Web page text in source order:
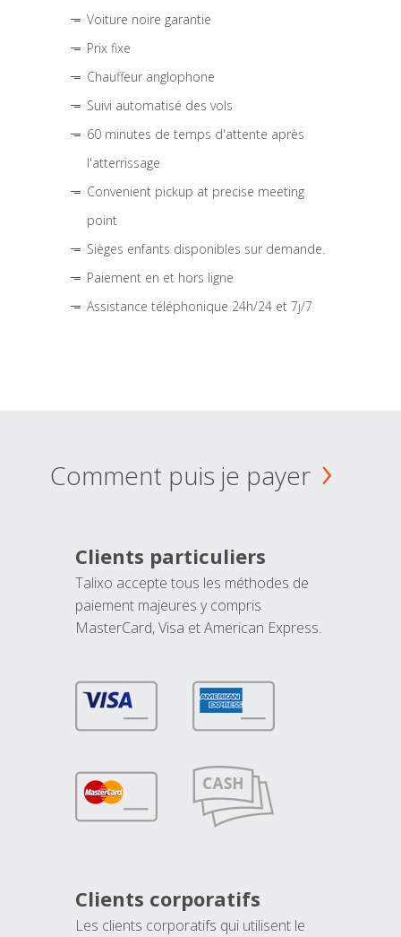
Voiture noire garantie
Prix fixe
Chauffeur anglophone
Suivi automatisé des vols
60 minutes de temps d'attente après
l'atterrissage
Convenient pickup at precise meeting
point
Sièges enfants disponibles sur demande.
Paiement en et hors ligne
Assistance téléphonique 24h/24 et 7j/7
Comment puis je payer
Clients particuliers
Talixo accepte tous les méthodes de
paiement majeures y compris
MasterCard, Visa et American Express.
Clients corporatifs
Les clients corporatifs qui utilisent le